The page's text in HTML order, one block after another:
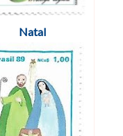
Natal